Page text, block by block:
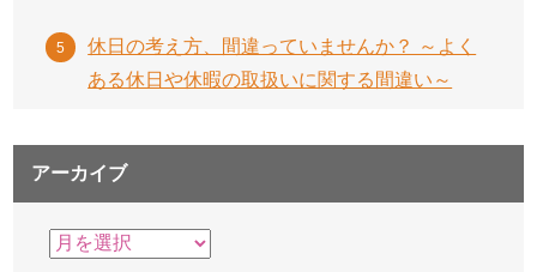
休日の考え方、間違っていませんか？ ～よく
ある休日や休暇の取扱いに関する間違い～
アーカイブ